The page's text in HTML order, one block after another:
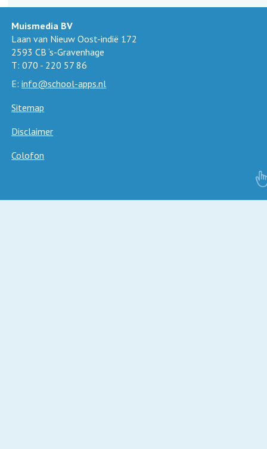
Muismedia BV
Laan van Nieuw Oost-indië 172
2593 CB ‘s-Gravenhage
T: 070 - 220 57 86
E:info@school-apps.nl
Sitemap
Disclaimer
Colofon